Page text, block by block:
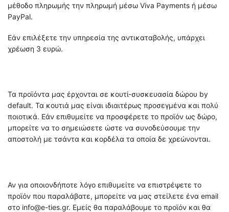
μέθοδο πληρωμής την πληρωμή μέσω Viva Payments ή μέσω
PayPal.
Εάν επιλέξετε την υπηρεσία της αντικαταβολής, υπάρχει
χρέωση 3 ευρώ.
Τα προϊόντα μας έρχονται σε κουτί-συσκευασία δώρου by
default. Τα κουτιά μας είναι ιδιαιτέρως προσεγμένα και πολύ
ποιοτικά. Εάν επιθυμείτε να προσφέρετε το προϊόν ως δώρο,
μπορείτε να το σημειώσετε ώστε να συνοδεύσουμε την
αποστολή με τσάντα και κορδέλα τα οποία δε χρεώνονται.
Αν για οποιονδήποτε λόγο επιθυμείτε να επιστρέψετε το
προϊόν που παραλάβατε, μπορείτε να μας στείλετε ένα email
στο info@e-ties.gr. Εμείς θα παραλάβουμε το προϊόν και θα